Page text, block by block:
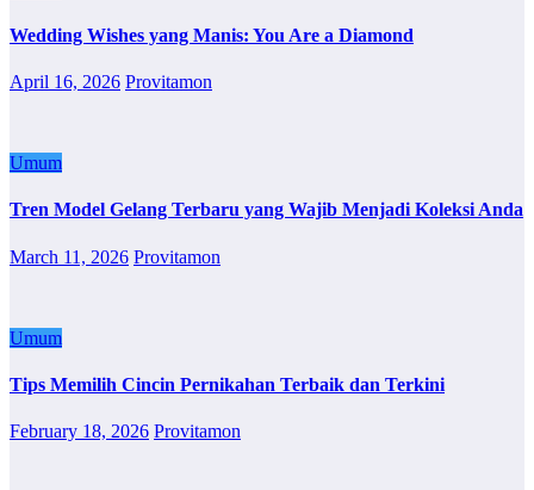
Wedding Wishes yang Manis: You Are a Diamond
April 16, 2026 Provitamon
Umum
Tren Model Gelang Terbaru yang Wajib Menjadi Koleksi Anda
March 11, 2026 Provitamon
Umum
Tips Memilih Cincin Pernikahan Terbaik dan Terkini
February 18, 2026 Provitamon